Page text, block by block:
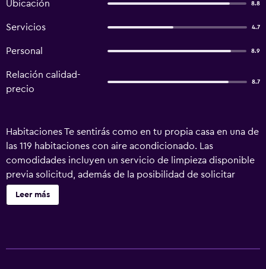
Ubicación 8.8
Servicios 4.7
Personal 8.9
Relación calidad-
precio
8.7
Habitaciones Te sentirás como en tu propia casa en una de
las 119 habitaciones con aire acondicionado. Las
comodidades incluyen un servicio de limpieza disponible
previa solicitud, además de la posibilidad de solicitar
tablas de planchar/planchas. Servicios Con una terraza y
un jardín donde descansar y comodidades, como
Leer más